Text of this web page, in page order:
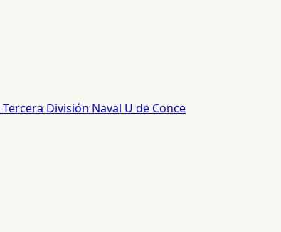
Tercera División Naval U de Conce